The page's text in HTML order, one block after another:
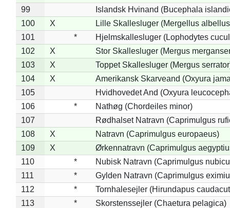
99
Islandsk Hvinand (Bucephala
100
X
Lille Skallesluger (Mergellus
101
*
Hjelmskallesluger (Lophodytes
102
X
Stor Skallesluger (Mergus
103
X
Toppet Skallesluger (Mergus
104
X
Amerikansk Skarveand (Oxyura
105
Hvidhovedet And (Oxyura
106
*
Nathøg (Chordeiles minor)
107
Rødhalset Natravn (Caprimulgus
108
X
Natravn (Caprimulgus europaeus)
109
X
Ørkennatravn (Caprimulgus
110
*
Nubisk Natravn (Caprimulgus
111
*
Gylden Natravn (Caprimulgus
112
*
Tornhalesejler (Hirundapus
113
*
Skorstenssejler (Chaetura pelagica)